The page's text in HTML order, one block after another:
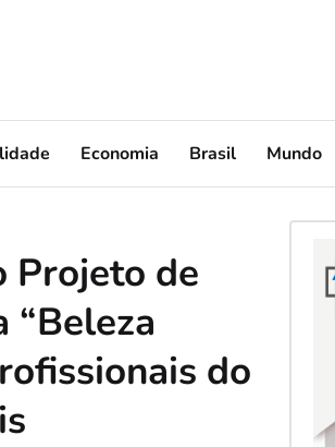
Economia Brasil Mundo
Projeto de
do